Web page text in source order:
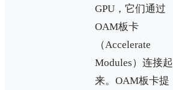
GPU，它们通过
OAM板卡
（Accelerate
Modules）连接起
来。OAM板卡提